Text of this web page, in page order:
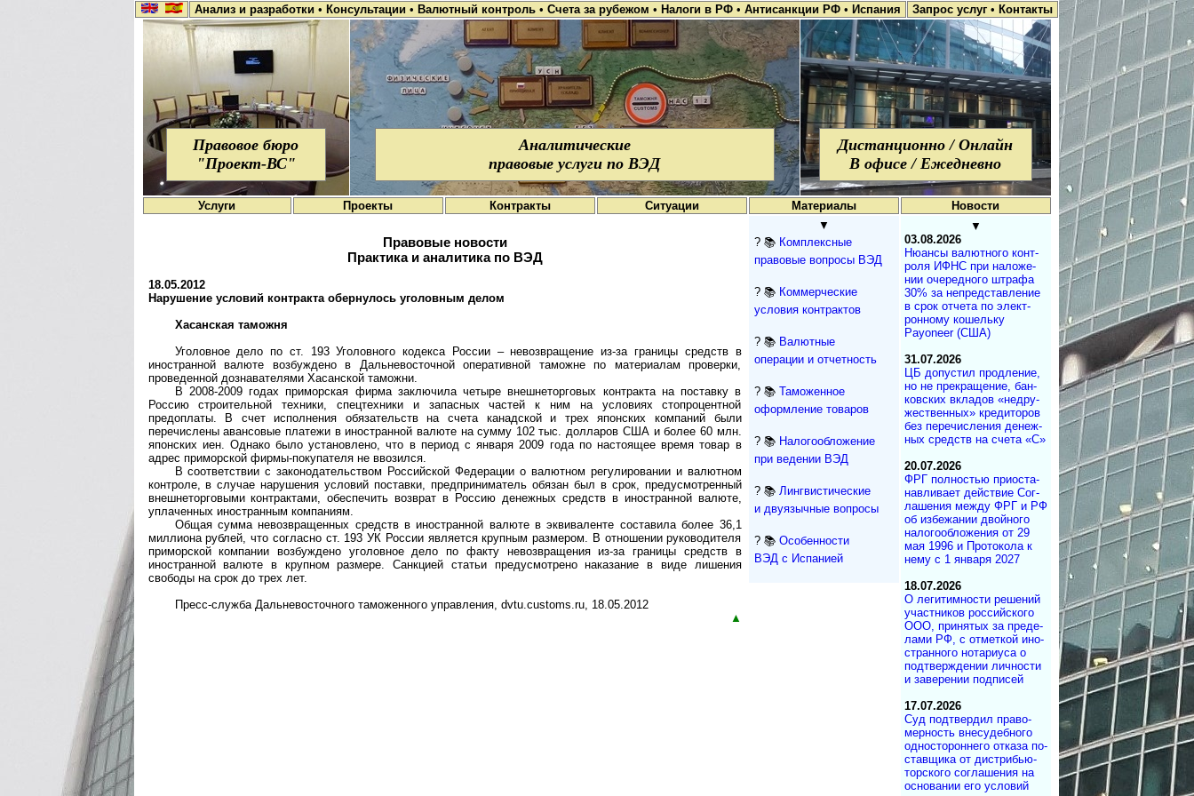
Анализ и разработки • Консультации • Валютный контроль • Счета за рубежом • Налоги в РФ • Антисанкции РФ • Испания Запрос услуг • Контакты
Правовое бюро
"Проект-ВС"
Аналитические
правовые услуги по ВЭД
Дистанционно / Онлайн
В офисе / Ежедневно
Услуги Проекты Контракты Ситуации Материалы Новости
Правовые новости
Практика и аналитика по ВЭД
18.05.2012
Нарушение условий контракта обернулось уголовным делом
Хасанская таможня
Уголовное дело по ст. 193 Уголовного кодекса России – невозвращение из-за границы средств в
иностранной валюте возбуждено в Дальневосточной оперативной таможне по материалам проверки,
проведенной дознавателями Хасанской таможни.
В 2008-2009 годах приморская фирма заключила четыре внешнеторговых контракта на поставку в
Россию строительной техники, спецтехники и запасных частей к ним на условиях стопроцентной
предоплаты. В счет исполнения обязательств на счета канадской и трех японских компаний были
перечислены авансовые платежи в иностранной валюте на сумму 102 тыс. долларов США и более 60 млн.
японских иен. Однако было установлено, что в период с января 2009 года по настоящее время товар в
адрес приморской фирмы-покупателя не ввозился.
В соответствии с законодательством Российской Федерации о валютном регулировании и валютном
контроле, в случае нарушения условий поставки, предприниматель обязан был в срок, предусмотренный
внешнеторговыми контрактами, обеспечить возврат в Россию денежных средств в иностранной валюте,
уплаченных иностранным компаниям.
Общая сумма невозвращенных средств в иностранной валюте в эквиваленте составила более 36,1
миллиона рублей, что согласно ст. 193 УК России является крупным размером. В отношении руководителя
приморской компании возбуждено уголовное дело по факту невозвращения из-за границы средств в
иностранной валюте в крупном размере. Санкцией статьи предусмотрено наказание в виде лишения
свободы на срок до трех лет.
Пресс-служба Дальневосточного таможенного управления, dvtu.customs.ru, 18.05.2012
▲
▼
? 📚 Комплексные
правовые вопросы ВЭД
? 📚 Коммерческие
условия контрактов
? 📚 Валютные
операции и отчетность
? 📚 Таможенное
оформление товаров
? 📚 Налогообложение
при ведении ВЭД
? 📚 Лингвистические
и двуязычные вопросы
? 📚 Особенности
ВЭД с Испанией
▼
03.08.2026
Нюансы валют­но­го кон­т­
ро­ля ИФНС при на­ло­же­
нии оче­ре­д­но­го штра­фа
30% за не­пред­с­та­в­ле­ние
в срок от­че­та по эле­к­т­
рон­но­му ко­ше­ль­ку
Payoneer (США)
31.07.2026
ЦБ допустил продле­ние,
но не пре­кра­ще­ние, бан­
ков­ских вкла­дов «не­дру­
же­ст­вен­ных» кре­ди­то­ров
без пе­ре­чис­ле­ния де­не­ж­
ных средств на сче­та «С»
20.07.2026
ФРГ полностью при­ос­та­
на­в­ли­ва­ет дей­ст­вие Со­г­
ла­ше­ния меж­ду ФРГ и РФ
об из­бе­жа­нии двой­но­го
на­ло­го­об­ло­же­ния от 29
мая 1996 и Про­то­ко­ла к
нему с 1 ян­ва­ря 2027
18.07.2026
О легитимности ре­ше­ний
участ­ни­ков рос­сий­ско­го
ООО, при­ня­тых за пре­де­
ла­ми РФ, с от­мет­кой ино­
ст­ран­но­го но­та­ри­у­са о
под­т­вер­ж­де­нии лич­но­с­ти
и за­ве­ре­нии под­писей
17.07.2026
Суд под­твер­дил пра­во­
мер­ность вне­су­деб­ного
од­но­сто­рон­не­го от­ка­за по­
с­тав­щика от дист­ри­бь­ю­
тор­с­ко­го со­г­ла­ше­ния на
ос­но­ва­нии его ус­ло­вий